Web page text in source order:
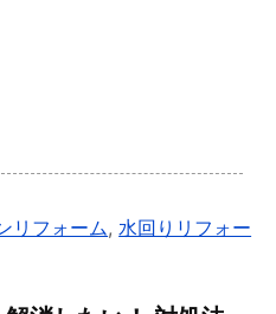
リフォーム,水回りリフォー